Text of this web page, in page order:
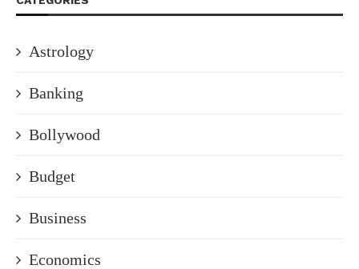
Astrology
Banking
Bollywood
Budget
Business
Economics